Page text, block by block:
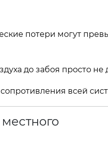
потери могут
до забоя просто не
всей